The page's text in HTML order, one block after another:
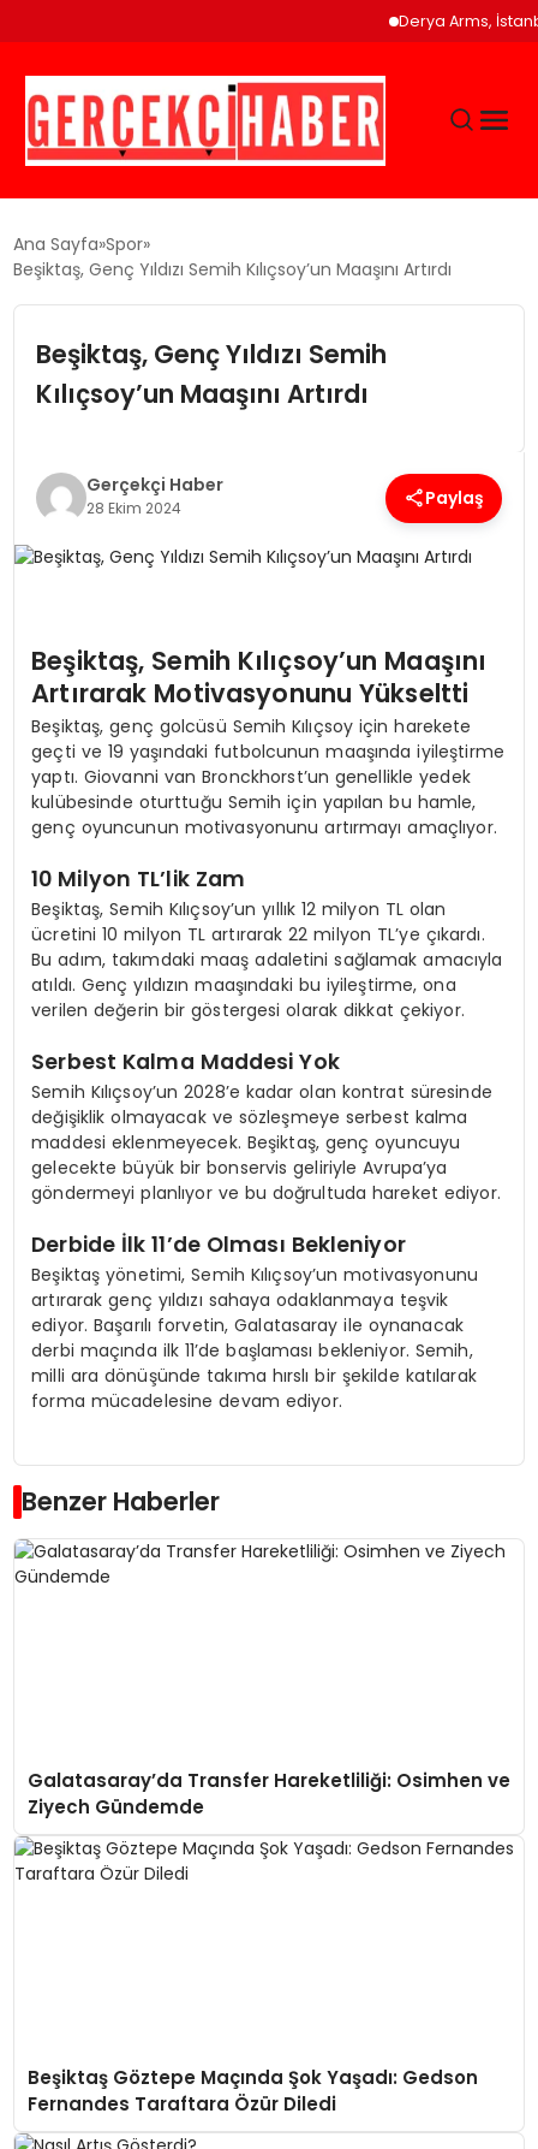
Derya Arms,
GÜNCEL
EĞITIM
EKONOMI
SAĞLIK
TEKNOLOJI
YAŞAM
Ana Sayfa Spor
Beşiktaş, Genç Yıldızı Semih Kılıçsoy’un Maaşını Artırdı
Beşiktaş, Genç Yıldızı Semih
Kılıçsoy’un Maaşını Artırdı
Gerçekçi Haber
28 Ekim 2024 Paylaş
Beşiktaş, Semih Kılıçsoy’un Maaşını
Artırarak Motivasyonunu Yükseltti
Beşiktaş, genç golcüsü Semih Kılıçsoy için harekete
geçti ve 19 yaşındaki futbolcunun maaşında iyileştirme
yaptı. Giovanni van Bronckhorst’un genellikle yedek
kulübesinde oturttuğu Semih için yapılan bu hamle,
genç oyuncunun motivasyonunu artırmayı amaçlıyor.
10 Milyon TL’lik Zam
Beşiktaş, Semih Kılıçsoy’un yıllık 12 milyon TL olan
ücretini 10 milyon TL artırarak 22 milyon TL’ye çıkardı.
Bu adım, takımdaki maaş adaletini sağlamak amacıyla
atıldı. Genç yıldızın maaşındaki bu iyileştirme, ona
verilen değerin bir göstergesi olarak dikkat çekiyor.
Serbest Kalma Maddesi Yok
Semih Kılıçsoy’un 2028’e kadar olan kontrat süresinde
değişiklik olmayacak ve sözleşmeye serbest kalma
maddesi eklenmeyecek. Beşiktaş, genç oyuncuyu
gelecekte büyük bir bonservis geliriyle Avrupa’ya
göndermeyi planlıyor ve bu doğrultuda hareket ediyor.
Derbide İlk 11’de Olması Bekleniyor
Beşiktaş yönetimi, Semih Kılıçsoy’un motivasyonunu
artırarak genç yıldızı sahaya odaklanmaya teşvik
ediyor. Başarılı forvetin, Galatasaray ile oynanacak
derbi maçında ilk 11’de başlaması bekleniyor. Semih,
milli ara dönüşünde takıma hırslı bir şekilde katılarak
forma mücadelesine devam ediyor.
Benzer Haberler
Galatasaray’da Transfer Hareketliliği: Osimhen ve
Ziyech Gündemde
Beşiktaş Göztepe Maçında Şok Yaşadı: Gedson
Fernandes Taraftara Özür Diledi